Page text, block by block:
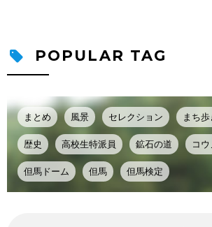
POPULAR TAG
まとめ 風景 セレクション まち歩
歴史 高校生特派員 鉱石の道 コウ
但馬ドーム 但馬 但馬検定